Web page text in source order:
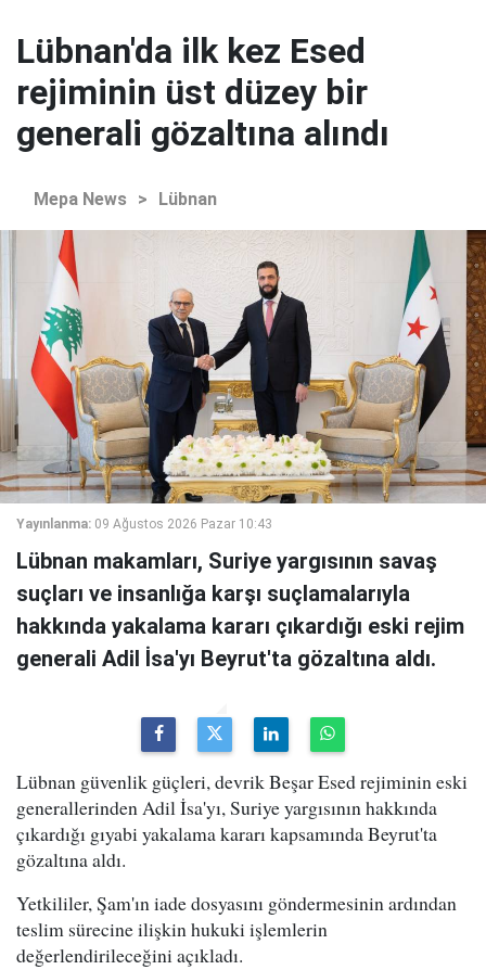
Lübnan'da ilk kez Esed
rejiminin üst düzey bir
generali gözaltına alındı
Mepa News > Lübnan
Yayınlanma: 09 Ağustos 2026 Pazar 10:43
Lübnan makamları, Suriye yargısının savaş
suçları ve insanlığa karşı suçlamalarıyla
hakkında yakalama kararı çıkardığı eski rejim
generali Adil İsa'yı Beyrut'ta gözaltına aldı.
Lübnan güvenlik güçleri, devrik Beşar Esed rejiminin eski
generallerinden Adil İsa'yı, Suriye yargısının hakkında
çıkardığı gıyabi yakalama kararı kapsamında Beyrut'ta
gözaltına aldı.
Yetkililer, Şam'ın iade dosyasını göndermesinin ardından
teslim sürecine ilişkin hukuki işlemlerin
değerlendirileceğini açıkladı.